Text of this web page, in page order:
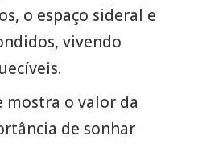
o espaço sideral e
vivendo
mostra o valor da
de sonhar